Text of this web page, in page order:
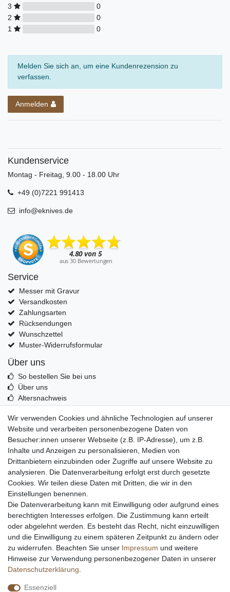
3
0
2
0
1
0
Melden Sie sich an, um eine Kundenrezension zu
verfassen.
Anmelden
Kundenservice
Montag - Freitag, 9.00 - 18.00 Uhr
+49 (0)7221 991413
info@eknives.de
Service
Messer mit Gravur
Versandkosten
Zahlungsarten
Rücksendungen
Wunschzettel
Muster-Widerrufsformular
Über uns
So bestellen Sie bei uns
Über uns
Altersnachweis
Entsorgung & Umwelt
Echtheit von Kundenbewertungen
Messer Info Forum
Messer schärfen
Messerhersteller
Stahltabelle
Stahlarten
Rockwell Härte
Messerarten
Klingenformen
Holzarten
Impressum Daten­schutz­erklärung AGB
Wir verwenden Cookies und ähnliche Technologien auf unserer
Website und verarbeiten personenbezogene Daten von
Besucher:innen unserer Webseite (z.B. IP-Adresse), um z.B.
Inhalte und Anzeigen zu personalisieren, Medien von
Drittanbietern einzubinden oder Zugriffe auf unsere Website zu
analysieren. Die Datenverarbeitung erfolgt erst durch gesetzte
Cookies. Wir teilen diese Daten mit Dritten, die wir in den
Einstellungen benennen.
Die Datenverarbeitung kann mit Einwilligung oder aufgrund eines
berechtigten Interesses erfolgen. Die Zustimmung kann erteilt
oder abgelehnt werden. Es besteht das Recht, nicht einzuwilligen
und die Einwilligung zu einem späteren Zeitpunkt zu ändern oder
zu widerrufen. Beachten Sie unser Impressum und weitere
Hinweise zur Verwendung personenbezogener Daten in unserer
Daten­schutz­erklärung
Essenziell